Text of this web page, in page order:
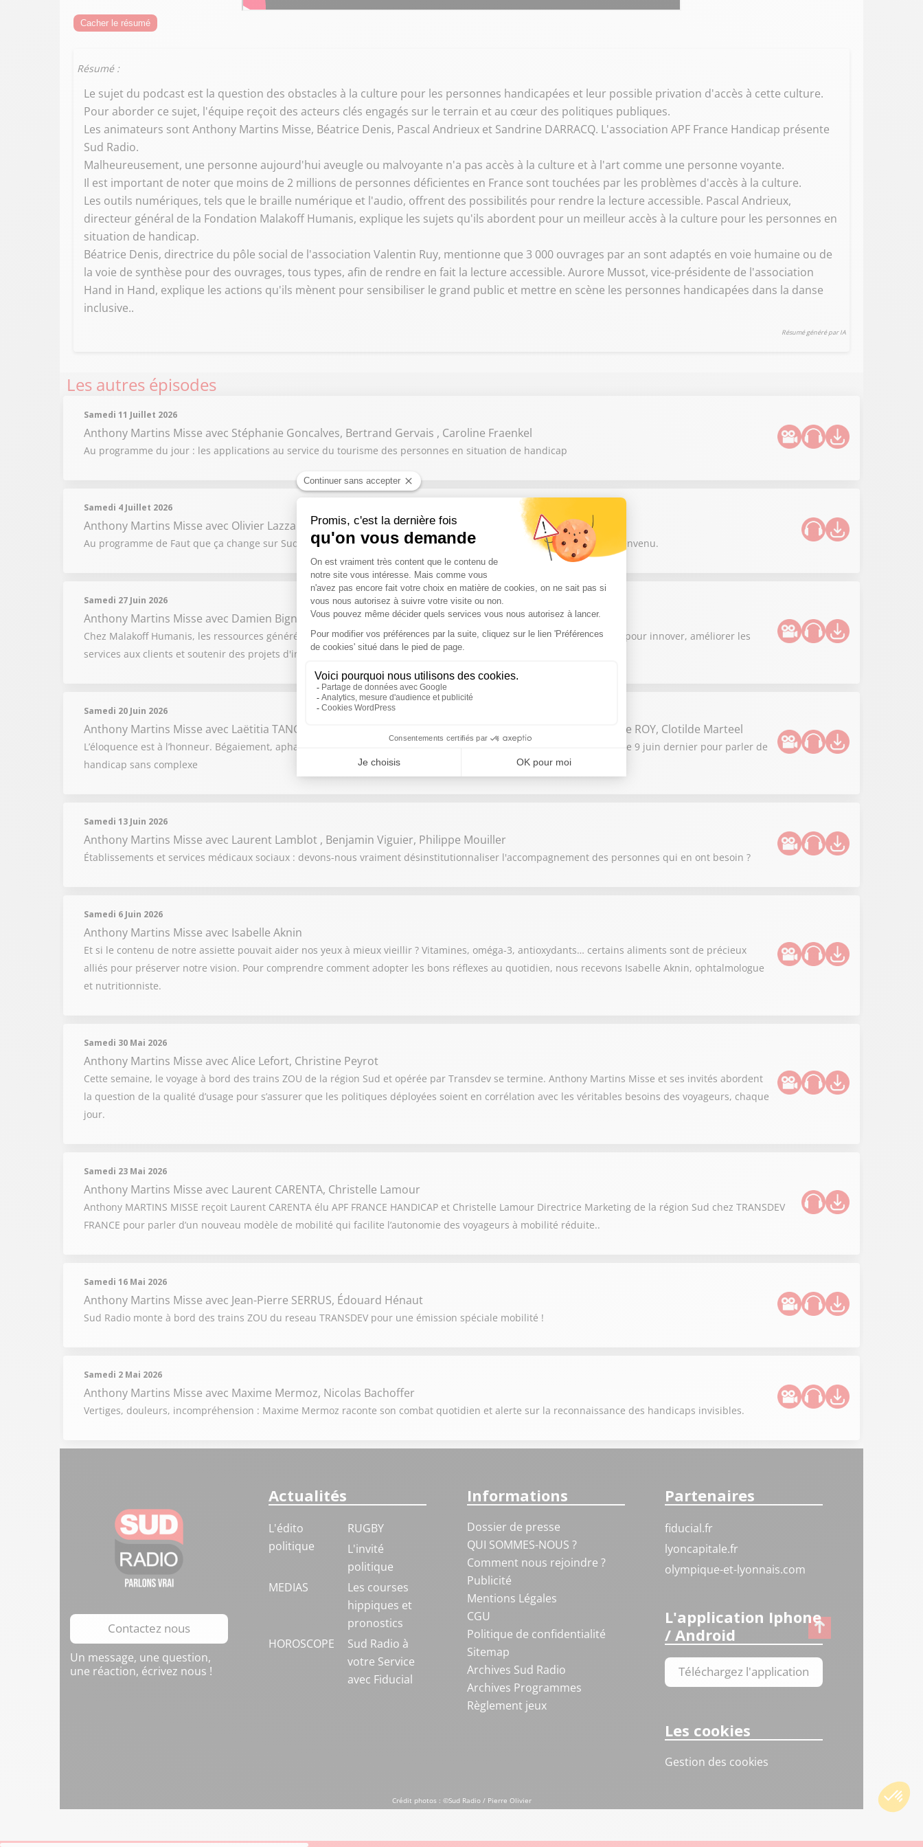
Cacher le résumé
Résumé :
Le sujet du podcast est la question des obstacles à la culture pour les personnes handicapées et leur possible privation d'accès à cette culture.
Pour aborder ce sujet, l'équipe reçoit des acteurs clés engagés sur le terrain et au cœur des politiques publiques.
Les animateurs sont Anthony Martins Misse, Béatrice Denis, Pascal Andrieux et Sandrine DARRACQ. L'association APF France Handicap présente
Sud Radio.
Malheureusement, une personne aujourd'hui aveugle ou malvoyante n'a pas accès à la culture et à l'art comme une personne voyante.
Il est important de noter que moins de 2 millions de personnes déficientes en France sont touchées par les problèmes d'accès à la culture.
Les outils numériques, tels que le braille numérique et l'audio, offrent des possibilités pour rendre la lecture accessible. Pascal Andrieux,
directeur général de la Fondation Malakoff Humanis, explique les sujets qu'ils abordent pour un meilleur accès à la culture pour les personnes en
situation de handicap.
Béatrice Denis, directrice du pôle social de l'association Valentin Ruy, mentionne que 3 000 ouvrages par an sont adaptés en voie humaine ou de
la voie de synthèse pour des ouvrages, tous types, afin de rendre en fait la lecture accessible. Aurore Mussot, vice-présidente de l'association
Hand in Hand, explique les actions qu'ils mènent pour sensibiliser le grand public et mettre en scène les personnes handicapées dans la danse
inclusive..
Résumé généré par IA
Les autres épisodes
Samedi 11 Juillet 2026
Anthony Martins Misse avec Stéphanie Goncalves, Bertrand Gervais , Caroline Fraenkel
Au programme du jour : les applications au service du tourisme des personnes en situation de handicap
Samedi 4 Juillet 2026
Anthony Martins Misse avec Olivier Lazzarini
Au programme de Faut que ça change sur Sud Radio : Du Théâtre Mogador au Stade de France, le handicap est le bienvenu.
Samedi 27 Juin 2026
Anthony Martins Misse avec Damien Bignon
Chez Malakoff Humanis, les ressources générées ne servent pas à rémunérer des actionnaires. Elles sont réinvesties pour innover, améliorer les
services aux clients et soutenir des projets d'intérêt général.
Samedi 20 Juin 2026
Anthony Martins Misse avec Laëtitia TANGUY, Amanda MAYO, Maëva DOTSU, Quentin LOURENÇO, Antoine ROY, Clotilde Marteel
L’éloquence est à l’honneur. Bégaiement, aphasie, surdité… Ils étaient six finalistes sur la scène du Théâtre Mogador le 9 juin dernier pour parler de
handicap sans complexe
Samedi 13 Juin 2026
Anthony Martins Misse avec Laurent Lamblot , Benjamin Viguier, Philippe Mouiller
Établissements et services médicaux sociaux : devons-nous vraiment désinstitutionnaliser l'accompagnement des personnes qui en ont besoin ?
Samedi 6 Juin 2026
Anthony Martins Misse avec Isabelle Aknin
Et si le contenu de notre assiette pouvait aider nos yeux à mieux vieillir ? Vitamines, oméga-3, antioxydants… certains aliments sont de précieux
alliés pour préserver notre vision. Pour comprendre comment adopter les bons réflexes au quotidien, nous recevons Isabelle Aknin, ophtalmologue
et nutritionniste.
Samedi 30 Mai 2026
Anthony Martins Misse avec Alice Lefort, Christine Peyrot
Cette semaine, le voyage à bord des trains ZOU de la région Sud et opérée par Transdev se termine. Anthony Martins Misse et ses invités abordent
la question de la qualité d’usage pour s’assurer que les politiques déployées soient en corrélation avec les véritables besoins des voyageurs, chaque
jour.
Samedi 23 Mai 2026
Anthony Martins Misse avec Laurent CARENTA, Christelle Lamour
Anthony MARTINS MISSE reçoit Laurent CARENTA élu APF FRANCE HANDICAP et Christelle Lamour Directrice Marketing de la région Sud chez TRANSDEV
FRANCE pour parler d’un nouveau modèle de mobilité qui facilite l’autonomie des voyageurs à mobilité réduite..
Samedi 16 Mai 2026
Anthony Martins Misse avec Jean-Pierre SERRUS, Édouard Hénaut
Sud Radio monte à bord des trains ZOU du reseau TRANSDEV pour une émission spéciale mobilité !
Samedi 2 Mai 2026
Anthony Martins Misse avec Maxime Mermoz, Nicolas Bachoffer
Vertiges, douleurs, incompréhension : Maxime Mermoz raconte son combat quotidien et alerte sur la reconnaissance des handicaps invisibles.
Contactez nous
Un message, une question,
une réaction, écrivez nous !
Actualités
L'édito
politique
RUGBY
L'invité
politique
MEDIAS
Les courses
hippiques et
pronostics
HOROSCOPE
Sud Radio à
votre Service
avec Fiducial
Informations
Dossier de presse
QUI SOMMES-NOUS ?
Comment nous rejoindre ?
Publicité
Mentions Légales
CGU
Politique de confidentialité
Sitemap
Archives Sud Radio
Archives Programmes
Règlement jeux
Partenaires
fiducial.fr
lyoncapitale.fr
olympique-et-lyonnais.com
L'application Iphone
/ Android
Téléchargez l'application
Les cookies
Gestion des cookies
Crédit photos : ©Sud Radio / Pierre Olivier